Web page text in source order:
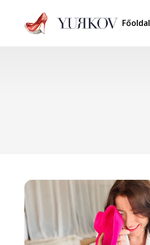
Főoldal